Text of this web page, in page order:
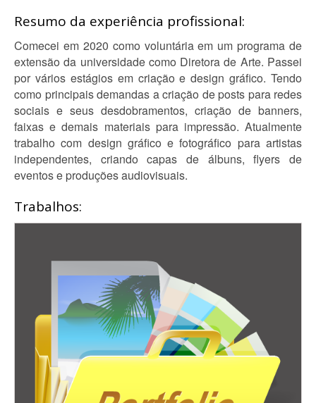
Resumo da experiência profissional:
Comecei em 2020 como voluntária em um programa de
extensão da universidade como Diretora de Arte. Passei
por vários estágios em criação e design gráfico. Tendo
como principais demandas a criação de posts para redes
sociais e seus desdobramentos, criação de banners,
faixas e demais materiais para impressão. Atualmente
trabalho com design gráfico e fotográfico para artistas
independentes, criando capas de álbuns, flyers de
eventos e produções audiovisuais.
Trabalhos: